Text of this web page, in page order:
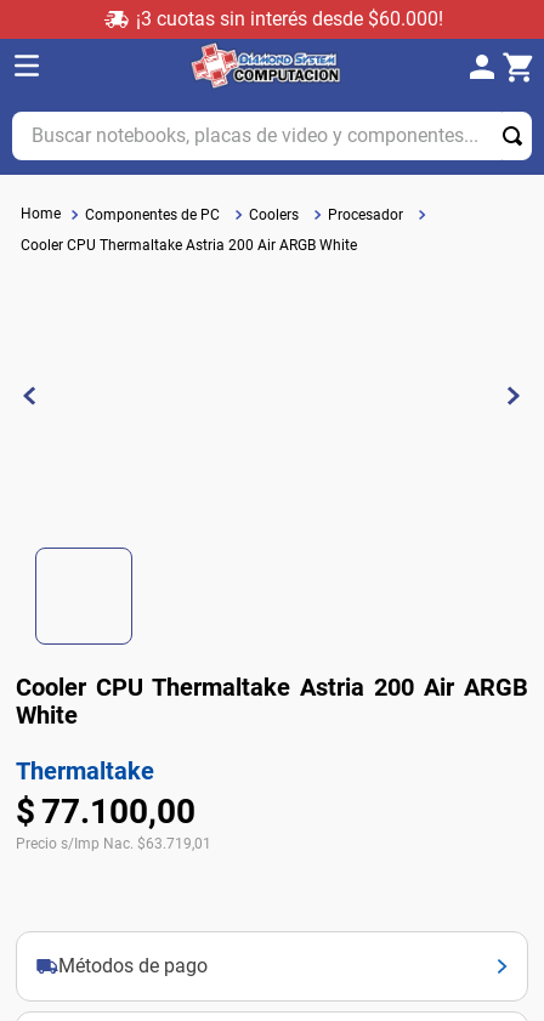
¡3 cuotas sin interés desde $60.000!
Buscar notebooks, placas de video y componentes...
Componentes de PC Coolers
Procesador
Cooler CPU Thermaltake Astria 200 Air ARGB White
Cooler CPU Thermaltake Astria 200 Air ARGB
White
Thermaltake
$77.100,00
Precio s/Imp Nac. $63.719,01
Métodos de pago